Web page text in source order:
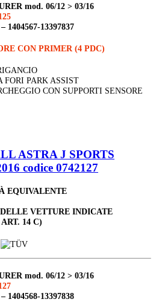
mod. 06/12 > 03/16
1404567-13397837
CON PRIMER (4 PDC)
FORI PARK ASSIST
CON SUPPORTI SENSORE
ASTRA J SPORTS
codice 0742127
EQUIVALENTE
VETTURE INDICATE
14 C)
mod. 06/12 > 03/16
1404568-13397838